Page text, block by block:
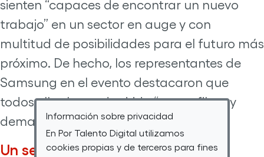
Información sobre privacidad
En Por Talento Digital utilizamos
cookies propias y de terceros para fines
sienten “capaces de encontrar un nuevo
trabajo” en un sector en auge y con
multitud de posibilidades para el futuro más
próximo. De hecho, los representantes de
Samsung en el evento destacaron que
todos ellos han adquirido “un perfil muy
demandado por las compañías”.
Un sector con alta demanda